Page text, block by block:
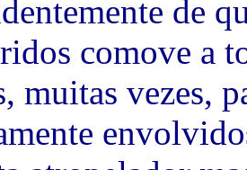
de
comove a
muitas vezes,